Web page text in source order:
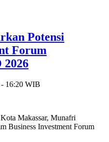
Potensi
Forum
2026
16:20 WIB
Makassar, Munafri
Business Investment Forum